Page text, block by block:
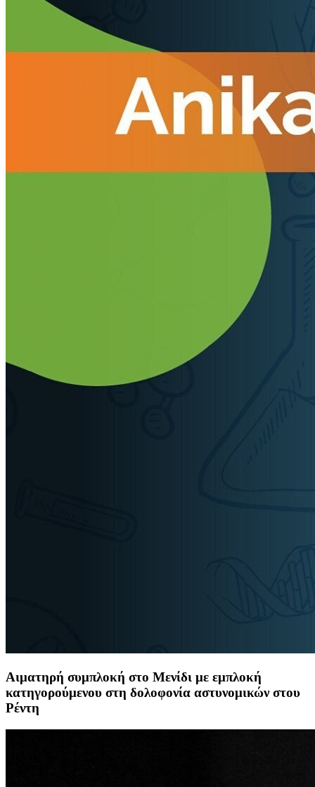
Αιματηρή συμπλοκή στο Μενίδι με εμπλοκή
κατηγορούμενου στη δολοφονία αστυνομικών στου
Ρέντη